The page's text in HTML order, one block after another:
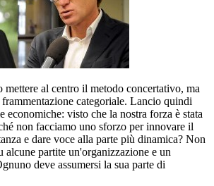
al centro il metodo concertativo, ma
categoriale. Lancio quindi
economiche: visto che la nostra forza è stata
non facciamo uno sforzo per innovare il
e dare voce alla parte più dinamica? Non
alcune partite un'organizzazione e un
deve assumersi la sua parte di